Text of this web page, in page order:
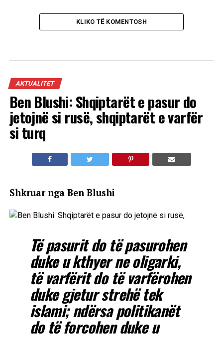
KLIKO TË KOMENTOSH
AKTUALITET
Ben Blushi: Shqiptarët e pasur do
jetojnë si rusë, shqiptarët e varfër
si turq
Shkruar nga Ben Blushi
Të pasurit do të pasurohen
duke u kthyer ne oligarki,
të varfërit do të varfërohen
duke gjetur strehë tek
islami; ndërsa politikanët
do të forcohen duke u